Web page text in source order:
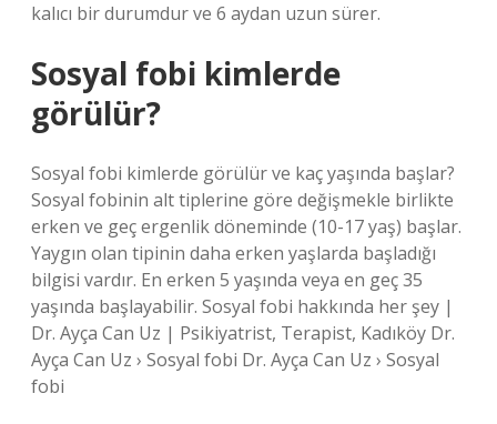
kalıcı bir durumdur ve 6 aydan uzun sürer.
Sosyal fobi kimlerde
görülür?
Sosyal fobi kimlerde görülür ve kaç yaşında başlar?
Sosyal fobinin alt tiplerine göre değişmekle birlikte
erken ve geç ergenlik döneminde (10-17 yaş) başlar.
Yaygın olan tipinin daha erken yaşlarda başladığı
bilgisi vardır. En erken 5 yaşında veya en geç 35
yaşında başlayabilir. Sosyal fobi hakkında her şey |
Dr. Ayça Can Uz | Psikiyatrist, Terapist, Kadıköy Dr.
Ayça Can Uz › Sosyal fobi Dr. Ayça Can Uz › Sosyal
fobi